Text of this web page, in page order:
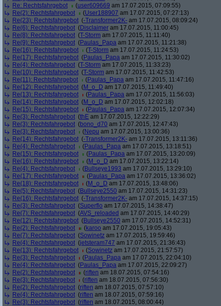
Re: Rechtsfahrgebot
(user609669 am 17.07.2015, 07:09:55)
Re(2): Rechtsfahrgebot
(User188907 am 17.07.2015, 07:27:13)
Re(23): Rechtsfahrgebot (-Transformer2K- am 17.07.2015, 08:09:24)
Re(6): Rechtsfahrgebot (Disclaimer am 17.07.2015, 11:00:45)
Re(8): Rechtsfahrgebot (T-Storm am 17.07.2015, 11:11:40)
Re(9): Rechtsfahrgebot (Paulas_Papa am 17.07.2015, 11:21:38)
Re(16): Rechtsfahrgebot
(T-Storm am 17.07.2015, 11:24:53)
Re(17): Rechtsfahrgebot (Paulas_Papa am 17.07.2015, 11:30:02)
Re(4): Rechtsfahrgebot (T-Storm am 17.07.2015, 11:33:23)
Re(10): Rechtsfahrgebot (T-Storm am 17.07.2015, 11:42:53)
Re(11): Rechtsfahrgebot
(Paulas_Papa am 17.07.2015, 11:47:16)
Re(12): Rechtsfahrgebot (M_o_D am 17.07.2015, 11:49:40)
Re(13): Rechtsfahrgebot
(Paulas_Papa am 17.07.2015, 11:56:03)
Re(14): Rechtsfahrgebot (M_o_D am 17.07.2015, 12:02:18)
Re(15): Rechtsfahrgebot
(Paulas_Papa am 17.07.2015, 12:07:34)
Re(3): Rechtsfahrgebot (thE am 17.07.2015, 12:22:29)
Re(3): Rechtsfahrgebot (bono_d70 am 17.07.2015, 12:47:43)
Re(3): Rechtsfahrgebot
(Nepu am 17.07.2015, 13:00:36)
Re(14): Rechtsfahrgebot (-Transformer2K- am 17.07.2015, 13:11:36)
Re(4): Rechtsfahrgebot
(Paulas_Papa am 17.07.2015, 13:18:51)
Re(15): Rechtsfahrgebot
(Paulas_Papa am 17.07.2015, 13:20:09)
Re(16): Rechtsfahrgebot
(M_o_D am 17.07.2015, 13:22:14)
Re(4): Rechtsfahrgebot
(Bullseye1993 am 17.07.2015, 13:29:10)
Re(17): Rechtsfahrgebot
(Paulas_Papa am 17.07.2015, 13:36:02)
Re(18): Rechtsfahrgebot
(M_o_D am 17.07.2015, 13:48:06)
Re(5): Rechtsfahrgebot (Bullseye2550 am 17.07.2015, 14:31:23)
Re(16): Rechtsfahrgebot (-Transformer2K- am 17.07.2015, 14:37:15)
Re(3): Rechtsfahrgebot (Superflo am 17.07.2015, 14:38:47)
Re(7): Rechtsfahrgebot (AVS_reloaded am 17.07.2015, 14:40:29)
Re(12): Rechtsfahrgebot (Bullseye2550 am 17.07.2015, 14:52:31)
Re(2): Rechtsfahrgebot
(karoo am 17.07.2015, 19:05:43)
Re(7): Rechtsfahrgebot (Sowinetz am 17.07.2015, 19:59:46)
Re(4): Rechtsfahrgebot (jetsteram747 am 17.07.2015, 21:36:43)
Re(13): Rechtsfahrgebot
(Sowinetz am 17.07.2015, 21:57:57)
Re(3): Rechtsfahrgebot
(Paulas_Papa am 17.07.2015, 22:04:10)
Re(4): Rechtsfahrgebot (Paulas_Papa am 17.07.2015, 22:09:27)
Re(2): Rechtsfahrgebot
(riften am 18.07.2015, 07:54:16)
Re(3): Rechtsfahrgebot
(riften am 18.07.2015, 07:56:30)
Re(2): Rechtsfahrgebot (riften am 18.07.2015, 07:57:10)
Re(4): Rechtsfahrgebot (riften am 18.07.2015, 07:59:16)
Re(3): Rechtsfahrgebot (riften am 18.07.2015, 08:00:44)